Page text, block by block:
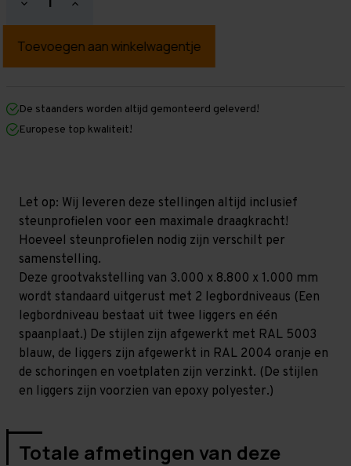
Hoeveelheid
verlagen
Grootvakstelling
mm
mm
x
1.000
niveaus
GALVA
(Liggers:
1.200
mm)
Hoeveelheid
verhogen
Grootvakstelling
mm
mm
1.000
niveaus
GALVA
(Liggers:
1.200
mm)
De staanders worden altijd gemonteerd geleverd!
Europese top kwaliteit!
Let op: Wij leveren deze stellingen altijd inclusief
steunprofielen voor een maximale draagkracht!
Hoeveel steunprofielen nodig zijn verschilt per
samenstelling.
Deze grootvakstelling van 3.000 x 8.800 x 1.000 mm
wordt standaard uitgerust met 2 legbordniveaus (Een
legbordniveau bestaat uit twee liggers en één
spaanplaat.) De stijlen zijn afgewerkt met RAL 5003
blauw, de liggers zijn afgewerkt in RAL 2004 oranje en
de schoringen en voetplaten zijn verzinkt. (De stijlen
en liggers zijn voorzien van epoxy polyester.)
Totale afmetingen van deze